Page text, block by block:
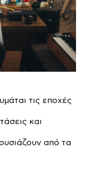
τις εποχές
και
από τα